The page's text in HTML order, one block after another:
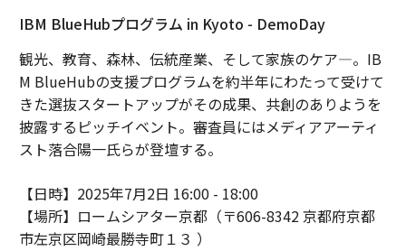
IBM BlueHubプログラム in Kyoto - DemoDay
観光、教育、森林、伝統産業、そして家族のケア―。IB
M BlueHubの支援プログラムを約半年にわたって受けて
きた選抜スタートアップがその成果、共創のありようを
披露するピッチイベント。審査員にはメディアアーティ
スト落合陽一氏らが登壇する。
【日時】2025年7月2日 16:00 - 18:00
【場所】ロームシアター京都（〒606-8342 京都府京都
市左京区岡崎最勝寺町１３ ）